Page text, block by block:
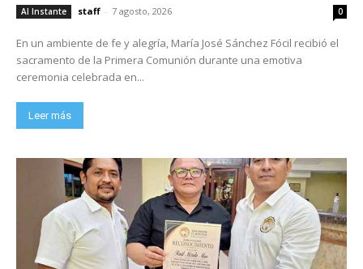
Al Instante staff - 7 agosto, 2026 0
En un ambiente de fe y alegría, María José Sánchez Fócil recibió el
sacramento de la Primera Comunión durante una emotiva
ceremonia celebrada en...
Leer más